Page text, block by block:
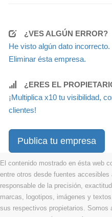
¿VES ALGÚN ERROR?
He visto algún dato incorrecto.
Eliminar ésta empresa.
¿ERES EL
¡Multiplica x10 tu visibilidad,
clientes!
Publica tu empresa
El contenido mostrado en ésta web
entre otros desde fuentes
responsable de la precisión,
marcas, logotipos, imágenes y
sus respectivos propietarios. Somos